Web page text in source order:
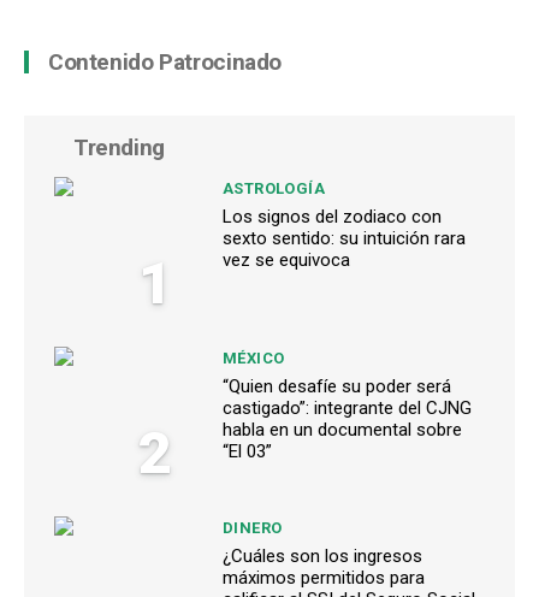
Contenido Patrocinado
Trending
1
ASTROLOGÍA
Los signos del zodiaco con
sexto sentido: su intuición rara
vez se equivoca
2
MÉXICO
“Quien desafíe su poder será
castigado”: integrante del CJNG
habla en un documental sobre
“El 03”
DINERO
¿Cuáles son los ingresos
máximos permitidos para